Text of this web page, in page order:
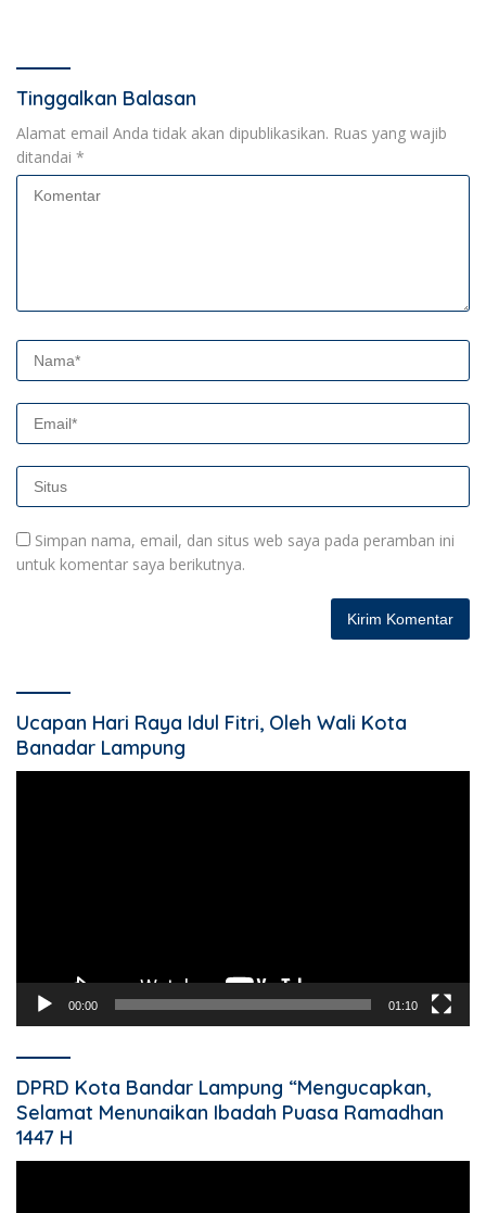
Tinggalkan Balasan
Alamat email Anda tidak akan dipublikasikan. Ruas yang wajib
ditandai *
Simpan nama, email, dan situs web saya pada peramban ini
untuk komentar saya berikutnya.
Ucapan Hari Raya Idul Fitri, Oleh Wali Kota
Banadar Lampung
00:00 01:10
DPRD Kota Bandar Lampung “Mengucapkan,
Selamat Menunaikan Ibadah Puasa Ramadhan
1447 H